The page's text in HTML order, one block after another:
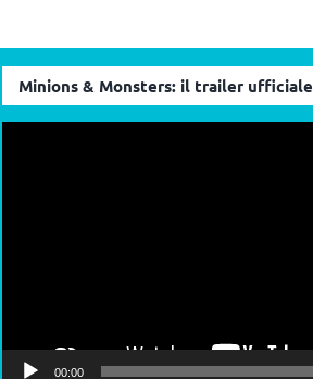
Minions & Monsters: il trailer ufficiale
00:00